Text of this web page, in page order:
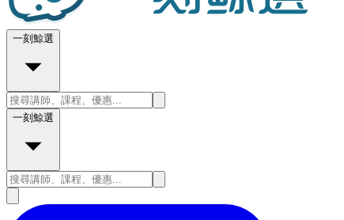
一刻鯨選
一刻鯨選